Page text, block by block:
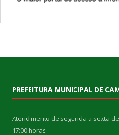
PREFEITURA MUNICIPAL DE
Atendimento de segunda a sexta de
17:00 horas